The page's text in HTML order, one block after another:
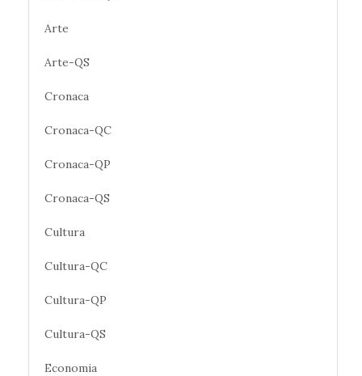
Arte
Arte-QS
Cronaca
Cronaca-QC
Cronaca-QP
Cronaca-QS
Cultura
Cultura-QC
Cultura-QP
Cultura-QS
Economia